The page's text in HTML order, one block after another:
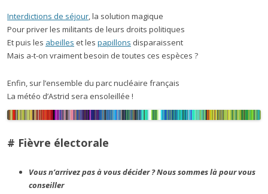
Interdictions de séjour, la solution magique
Pour priver les militants de leurs droits politiques
Et puis les abeilles et les papillons disparaissent
Mais a-t-on vraiment besoin de toutes ces espèces ?
Enfin, sur l’ensemble du parc nucléaire français
La météo d’Astrid sera ensoleillée !
# Fièvre électorale
Vous n’arrivez pas à vous décider ? Nous sommes là pour vous
conseiller